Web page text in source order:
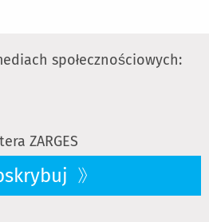
społecznościowych:
ZARGES